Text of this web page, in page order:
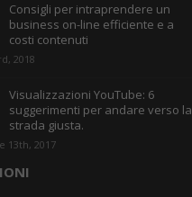
Consigli per intraprendere un
business on-line efficiente e a
costi contenuti
2018
Visualizzazioni YouTube: 6
suggerimenti per andare verso la
strada giusta.
13th, 2017